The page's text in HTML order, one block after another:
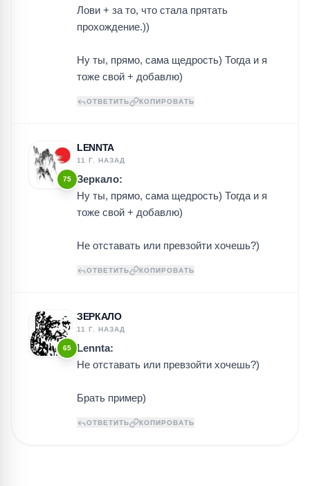
Лови + за то, что стала прятать
прохождение.))
Ну ты, прямо, сама щедрость) Тогда и я
тоже свой + добавлю)
ОТВЕТИТЬ КОПИРОВАТЬ
75
LENNTA
11 Г. НАЗАД
Зеркало:
Ну ты, прямо, сама щедрость) Тогда и я
тоже свой + добавлю)
Не отставать или превзойти хочешь?)
ОТВЕТИТЬ КОПИРОВАТЬ
65
ЗЕРКАЛО
11 Г. НАЗАД
Lennta:
Не отставать или превзойти хочешь?)
Брать пример)
ОТВЕТИТЬ КОПИРОВАТЬ